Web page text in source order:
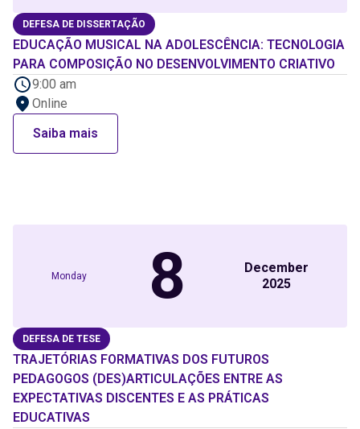
DEFESA DE DISSERTAÇÃO
EDUCAÇÃO MUSICAL NA ADOLESCÊNCIA: TECNOLOGIA
PARA COMPOSIÇÃO NO DESENVOLVIMENTO CRIATIVO
9:00 am
Online
Saiba mais
Monday 8
December
2025
DEFESA DE TESE
TRAJETÓRIAS FORMATIVAS DOS FUTUROS
PEDAGOGOS (DES)ARTICULAÇÕES ENTRE AS
EXPECTATIVAS DISCENTES E AS PRÁTICAS
EDUCATIVAS